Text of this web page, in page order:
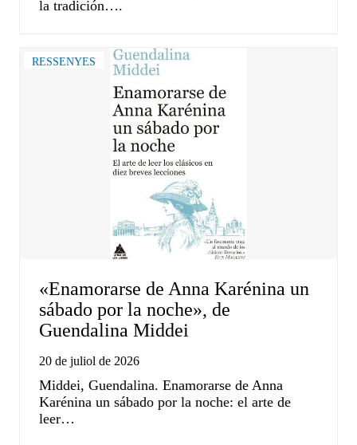
la tradición….
RESSENYES
«Enamorarse de Anna Karénina un
sábado por la noche», de
Guendalina Middei
20 de juliol de 2026
Middei, Guendalina. Enamorarse de Anna
Karénina un sábado por la noche: el arte de
leer…